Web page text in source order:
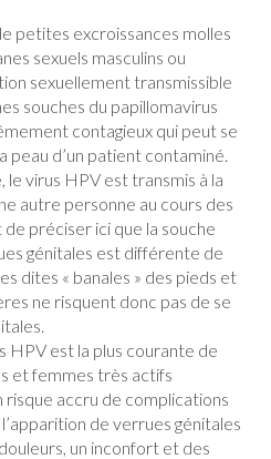
petites excroissances molles
sexuels masculins ou
sexuellement transmissible
souches du papillomavirus
contagieux qui peut se
d’un patient contaminé.
le virus HPV est transmis à la
autre personne au cours des
préciser ici que la souche
génitales est différente de
dites « banales » des pieds et
ne risquent donc pas de se
HPV est la plus courante de
et femmes très actifs
accru de complications
de verrues génitales
un inconfort et des